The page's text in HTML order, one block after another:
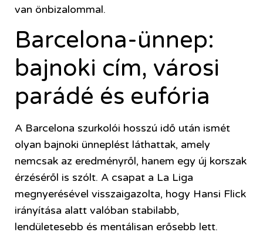
van önbizalommal.
Barcelona-ünnep:
bajnoki cím, városi
parádé és eufória
A Barcelona szurkolói hosszú idő után ismét
olyan bajnoki ünneplést láthattak, amely
nemcsak az eredményről, hanem egy új korszak
érzéséről is szólt. A csapat a La Liga
megnyerésével visszaigazolta, hogy Hansi Flick
irányítása alatt valóban stabilabb,
lendületesebb és mentálisan erősebb lett.